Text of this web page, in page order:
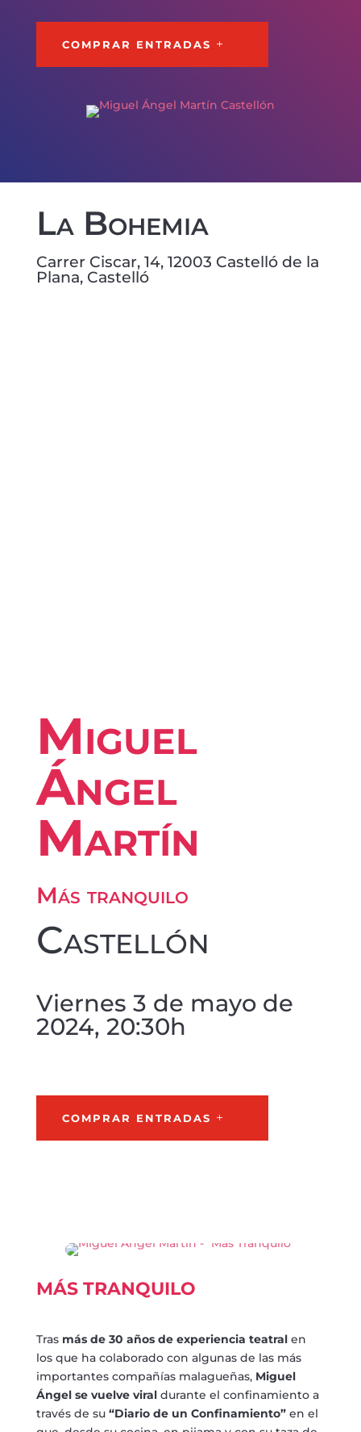
COMPRAR ENTRADAS
La Bohemia
Carrer Ciscar, 14, 12003 Castelló de la
Plana, Castelló
Miguel
Ángel
Martín
Más tranquilo
Castellón
Viernes 3 de mayo de
2024, 20:30h
COMPRAR ENTRADAS
MÁS TRANQUILO
Tras más de 30 años de experiencia teatralen
los que ha colaborado con algunas de las más
importantes compañías malagueñas, Miguel
Ángel se vuelve viraldurante el confinamiento a
través de su “Diario de un Confinamiento”en el